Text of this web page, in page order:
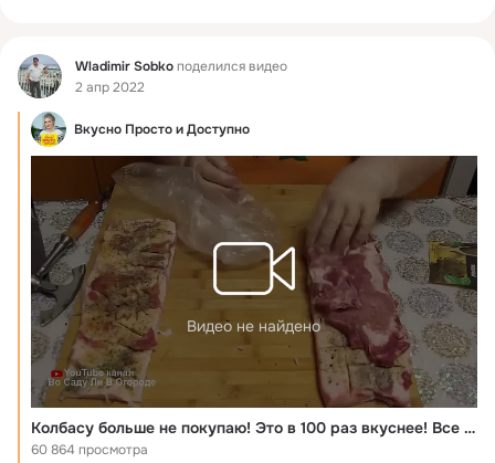
Фид Wladimir Sobkoподелился видео
2 апр 2022
Вкусно Просто и Доступно
Видео не найдено
Колбасу больше не покупаю! Это в 100 раз вкуснее! Все просят поделиться рецептом
60 864 просмотра